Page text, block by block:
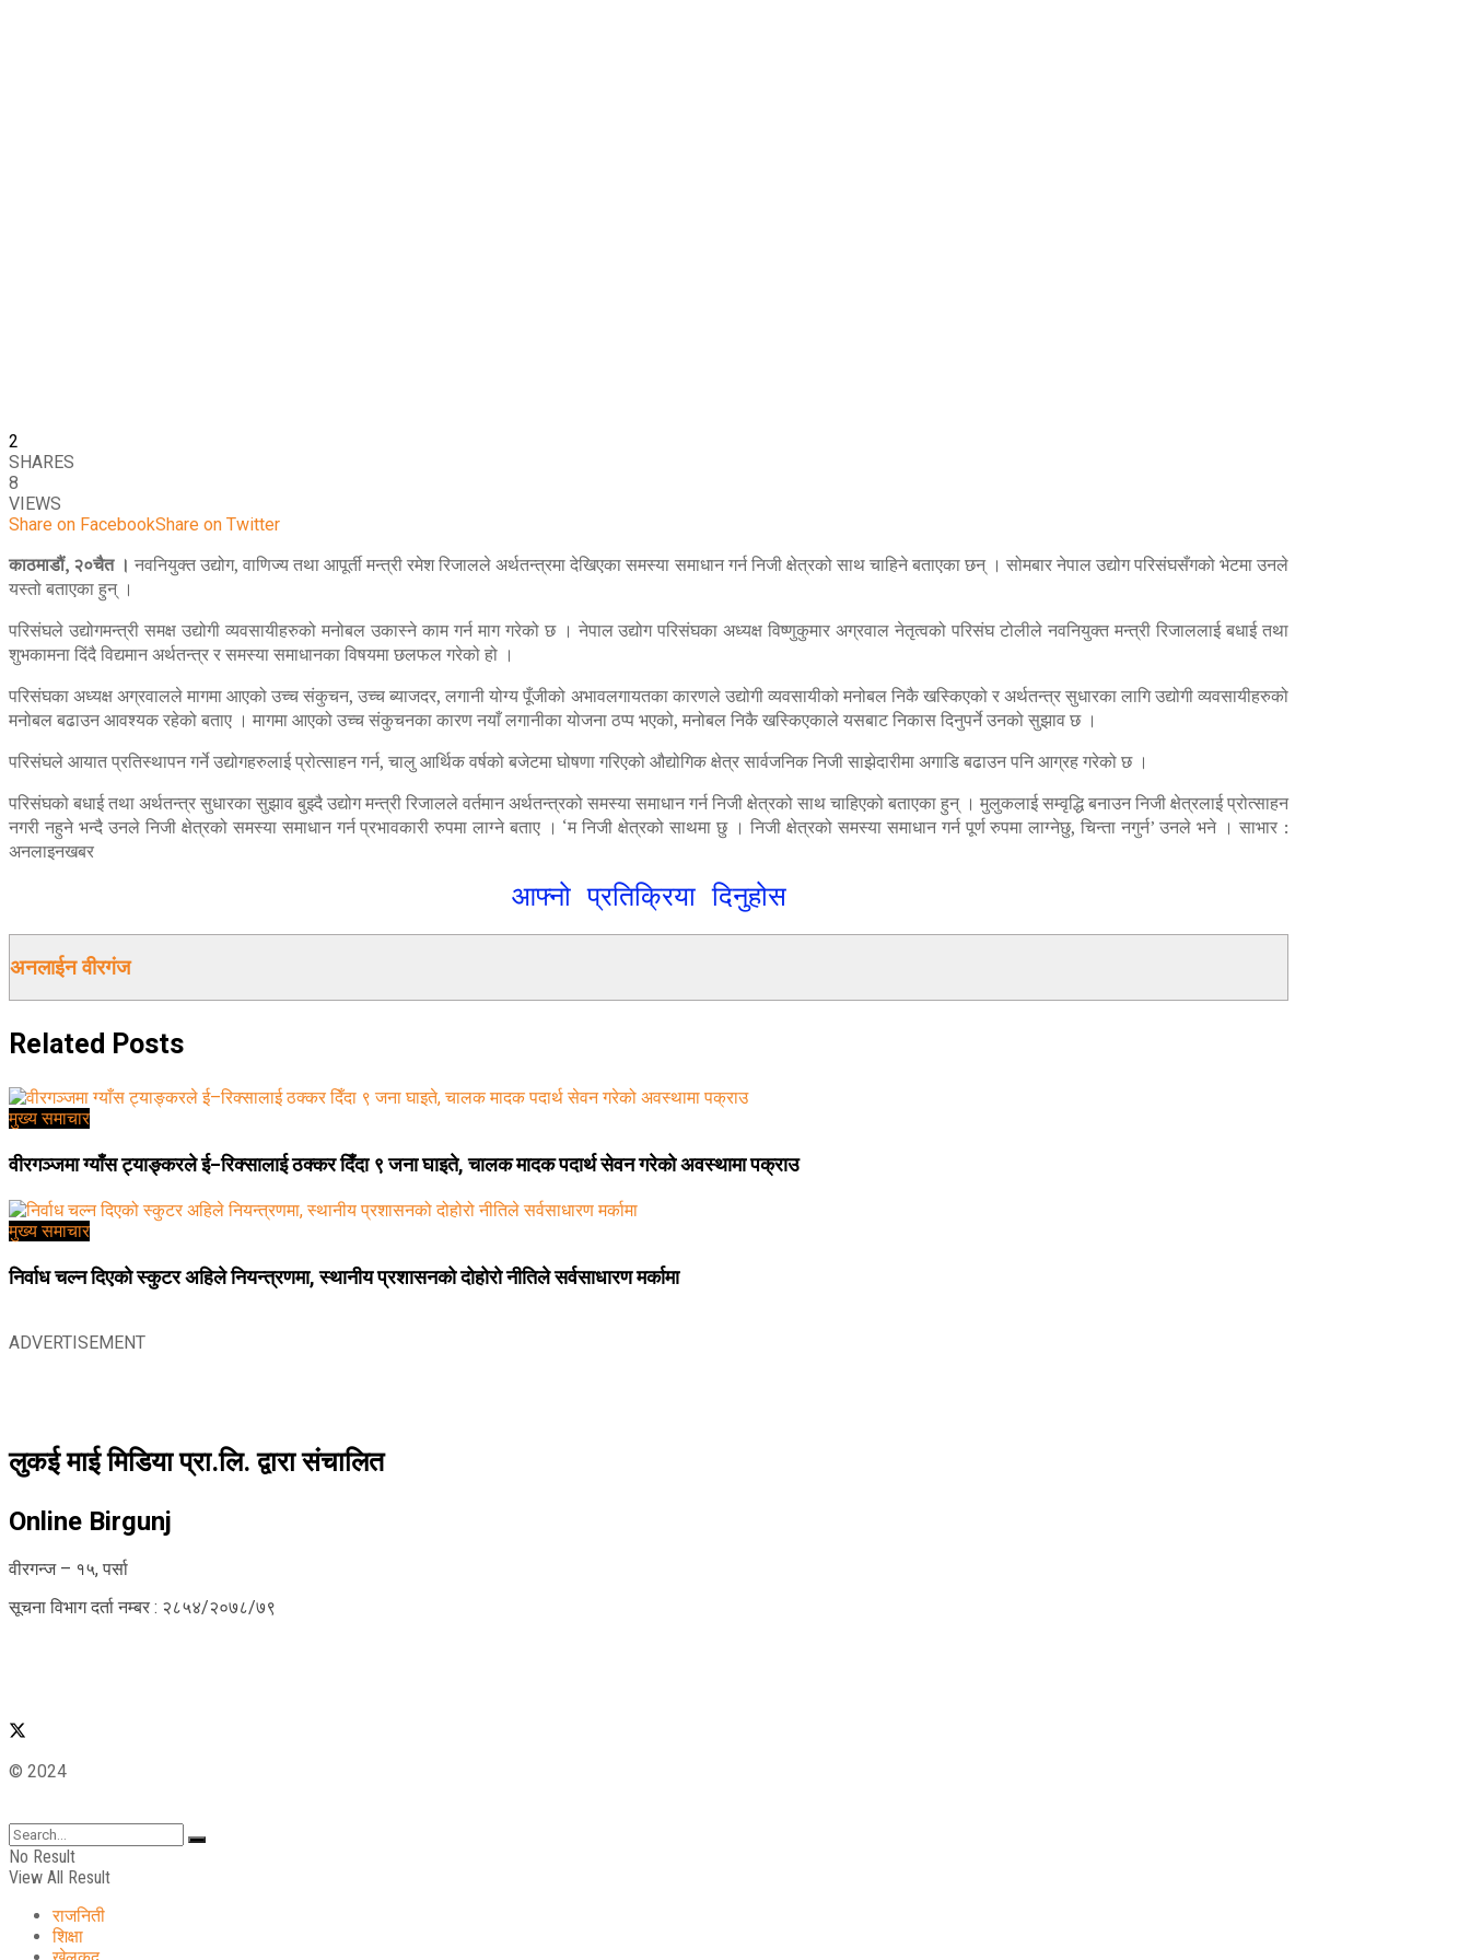
2
SHARES
8
VIEWS
Share on FacebookShare on Twitter
काठमाडौं, २०चैत । नवनियुक्त उद्योग, वाणिज्य तथा आपूर्ती मन्त्री रमेश रिजालले अर्थतन्त्रमा देखिएका समस्या समाधान गर्न निजी क्षेत्रको साथ चाहिने बताएका छन् । सोमबार नेपाल उद्योग परिसंघसँगको भेटमा उनले
यस्तो बताएका हुन् ।
परिसंघले उद्योगमन्त्री समक्ष उद्योगी व्यवसायीहरुको मनोबल उकास्ने काम गर्न माग गरेको छ । नेपाल उद्योग परिसंघका अध्यक्ष विष्णुकुमार अग्रवाल नेतृत्वको परिसंघ टोलीले नवनियुक्त मन्त्री रिजाललाई बधाई तथा
शुभकामना दिंदै विद्यमान अर्थतन्त्र र समस्या समाधानका विषयमा छलफल गरेको हो ।
परिसंघका अध्यक्ष अग्रवालले मागमा आएको उच्च संकुचन, उच्च ब्याजदर, लगानी योग्य पूँजीको अभावलगायतका कारणले उद्योगी व्यवसायीको मनोबल निकै खस्किएको र अर्थतन्त्र सुधारका लागि उद्योगी व्यवसायीहरुको
मनोबल बढाउन आवश्यक रहेको बताए । मागमा आएको उच्च संकुचनका कारण नयाँ लगानीका योजना ठप्प भएको, मनोबल निकै खस्किएकाले यसबाट निकास दिनुपर्ने उनको सुझाव छ ।
परिसंघले आयात प्रतिस्थापन गर्ने उद्योगहरुलाई प्रोत्साहन गर्न, चालु आर्थिक वर्षको बजेटमा घोषणा गरिएको औद्योगिक क्षेत्र सार्वजनिक निजी साझेदारीमा अगाडि बढाउन पनि आग्रह गरेको छ ।
परिसंघको बधाई तथा अर्थतन्त्र सुधारका सुझाव बुझ्दै उद्योग मन्त्री रिजालले वर्तमान अर्थतन्त्रको समस्या समाधान गर्न निजी क्षेत्रको साथ चाहिएको बताएका हुन् । मुलुकलाई सम्वृद्धि बनाउन निजी क्षेत्रलाई प्रोत्साहन
नगरी नहुने भन्दै उनले निजी क्षेत्रको समस्या समाधान गर्न प्रभावकारी रुपमा लाग्ने बताए । ‘म निजी क्षेत्रको साथमा छु । निजी क्षेत्रको समस्या समाधान गर्न पूर्ण रुपमा लाग्नेछु, चिन्ता नगुर्न’ उनले भने । साभार :
अनलाइनखबर
आफ्नो प्रतिक्रिया दिनुहोस
अनलाईन वीरगंज
Related Posts
मुख्य समाचार
वीरगञ्जमा ग्याँस ट्याङ्करले ई–रिक्सालाई ठक्कर दिँदा ९ जना घाइते, चालक मादक पदार्थ सेवन गरेको अवस्थामा पक्राउ
मुख्य समाचार
निर्वाध चल्न दिएको स्कुटर अहिले नियन्त्रणमा, स्थानीय प्रशासनको दोहोरो नीतिले सर्वसाधारण मर्कामा
ADVERTISEMENT
लुकई माई मिडिया प्रा.लि. द्वारा संचालित
Online Birgunj
वीरगन्ज – १५, पर्सा
सूचना विभाग दर्ता नम्बर : २८५४/२०७८/७९
© 2024
No Result
View All Result
राजनिती
शिक्षा